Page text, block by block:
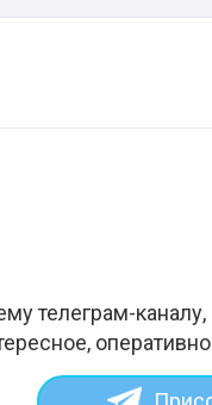
телеграм-